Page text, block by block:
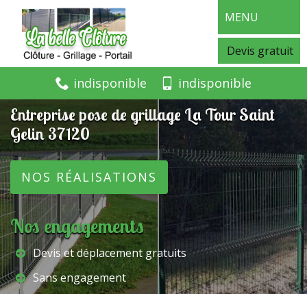
MENU
Devis gratuit
indisponible indisponible
Entreprise pose de grillage La Tour Saint
Gelin 37120
NOS RÉALISATIONS
Nos engagements
Devis et déplacement gratuits
Sans engagement